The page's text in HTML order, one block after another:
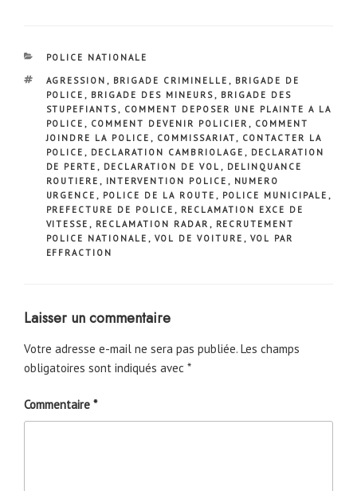
CATÉGORIES
POLICE NATIONALE
ÉTIQUETTES
AGRESSION , BRIGADE CRIMINELLE , BRIGADE DE
POLICE , BRIGADE DES MINEURS, BRIGADE DES
STUPEFIANTS, COMMENT DEPOSER UNE PLAINTE A LA
POLICE , COMMENT DEVENIR POLICIER , COMMENT
JOINDRE LA POLICE , COMMISSARIAT, CONTACTER LA
POLICE , DECLARATION CAMBRIOLAGE , DECLARATION
DE PERTE , DECLARATION DE VOL , DELINQUANCE
ROUTIERE , INTERVENTION POLICE , NUMERO
URGENCE , POLICE DE LA ROUTE , POLICE MUNICIPALE ,
PREFECTURE DE POLICE , RECLAMATION EXCE DE
VITESSE , RECLAMATION RADAR , RECRUTEMENT
POLICE NATIONALE , VOL DE VOITURE , VOL PAR
EFFRACTION
Laisser un commentaire
Votre adresse e-mail ne sera pas publiée. Les champs
obligatoires sont indiqués avec *
Commentaire *